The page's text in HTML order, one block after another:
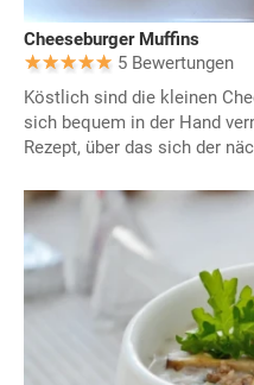
Cheeseburger Muffins
5 Bewertungen
Köstlich sind die kleinen
sich bequem in der Hand
Rezept, über das sich der